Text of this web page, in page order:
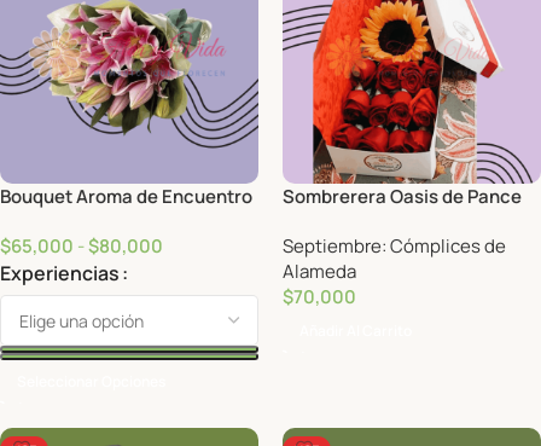
Bouquet Aroma de Encuentro
$65,000 -$80,000
Experiencias
Sombrerera Oasis de Pance
Septiembre: Cómplices de
Alameda
$70,000